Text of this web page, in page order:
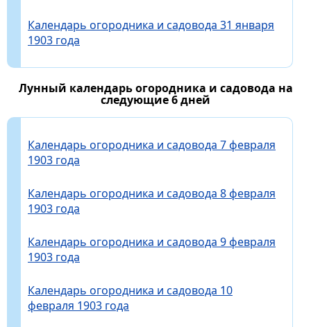
Календарь огородника и садовода 31 января
1903 года
Лунный календарь огородника и садовода на
следующие 6 дней
Календарь огородника и садовода 7 февраля
1903 года
Календарь огородника и садовода 8 февраля
1903 года
Календарь огородника и садовода 9 февраля
1903 года
Календарь огородника и садовода 10
февраля 1903 года